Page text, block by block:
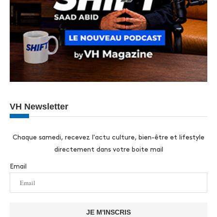
VH Newsletter
Chaque samedi, recevez l'actu culture, bien-être et lifestyle
directement dans votre boite mail
Email
JE M'INSCRIS